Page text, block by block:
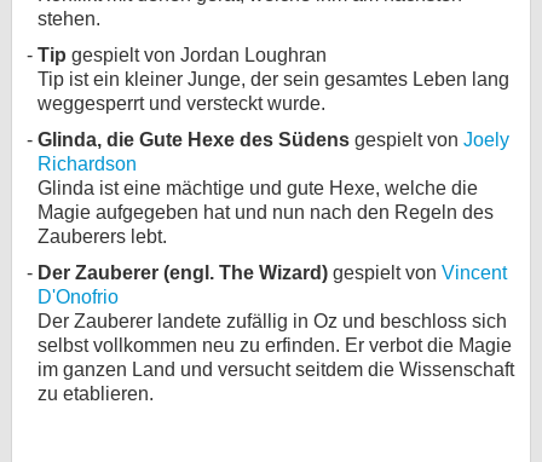
stehen.
Tip gespielt von Jordan Loughran
Tip ist ein kleiner Junge, der sein gesamtes Leben lang
weggesperrt und versteckt wurde.
Glinda, die Gute Hexe des Südens gespielt von Joely
Richardson
Glinda ist eine mächtige und gute Hexe, welche die
Magie aufgegeben hat und nun nach den Regeln des
Zauberers lebt.
Der Zauberer (engl. The Wizard) gespielt von Vincent
D'Onofrio
Der Zauberer landete zufällig in Oz und beschloss sich
selbst vollkommen neu zu erfinden. Er verbot die Magie
im ganzen Land und versucht seitdem die Wissenschaft
zu etablieren.